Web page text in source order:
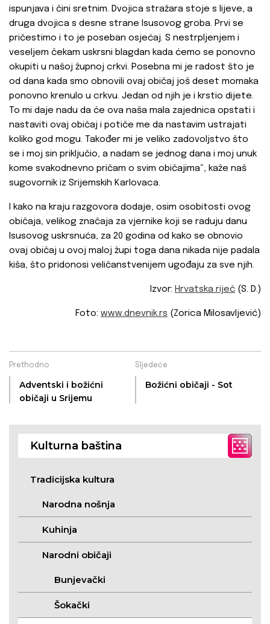
ispunjava i čini sretnim. Dvojica stražara stoje s lijeve, a
druga dvojica s desne strane Isusovog groba. Prvi se
pričestimo i to je poseban osjećaj. S nestrpljenjem i
veseljem čekam uskrsni blagdan kada ćemo se ponovno
okupiti u našoj župnoj crkvi. Posebna mi je radost što je
od dana kada smo obnovili ovaj običaj još deset momaka
ponovno krenulo u crkvu. Jedan od njih je i krstio dijete.
To mi daje nadu da će ova naša mala zajednica opstati i
nastaviti ovaj običaj i potiče me da nastavim ustrajati
koliko god mogu. Također mi je veliko zadovoljstvo što
se i moj sin priključio, a nadam se jednog dana i moj unuk
kome svakodnevno pričam o svim običajima“, kaže naš
sugovornik iz Srijemskih Karlovaca.
I kako na kraju razgovora dodaje, osim osobitosti ovog
običaja, velikog značaja za vjernike koji se raduju danu
Isusovog uskrsnuća, za 20 godina od kako se obnovio
ovaj običaj u ovoj maloj župi toga dana nikada nije padala
kiša, što pridonosi veličanstvenijem ugođaju za sve njih.
Izvor: Hrvatska riječ (S. D.)
Foto: www.dnevnik.rs (Zorica Milosavljević)
Prethodno
Adventski i božićni
običaji u Srijemu
Sljedeće
Božićni običaji - Sot
Kulturna baština
Tradicijska kultura
Narodna nošnja
Kuhinja
Narodni običaji
Bunjevački
Šokački